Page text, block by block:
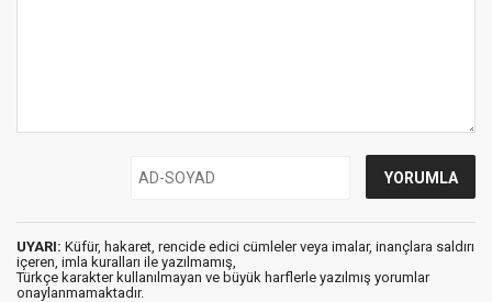
UYARI: Küfür, hakaret, rencide edici cümleler veya imalar, inançlara saldırı
içeren, imla kuralları ile yazılmamış,
Türkçe karakter kullanılmayan ve büyük harflerle yazılmış yorumlar
onaylanmamaktadır.